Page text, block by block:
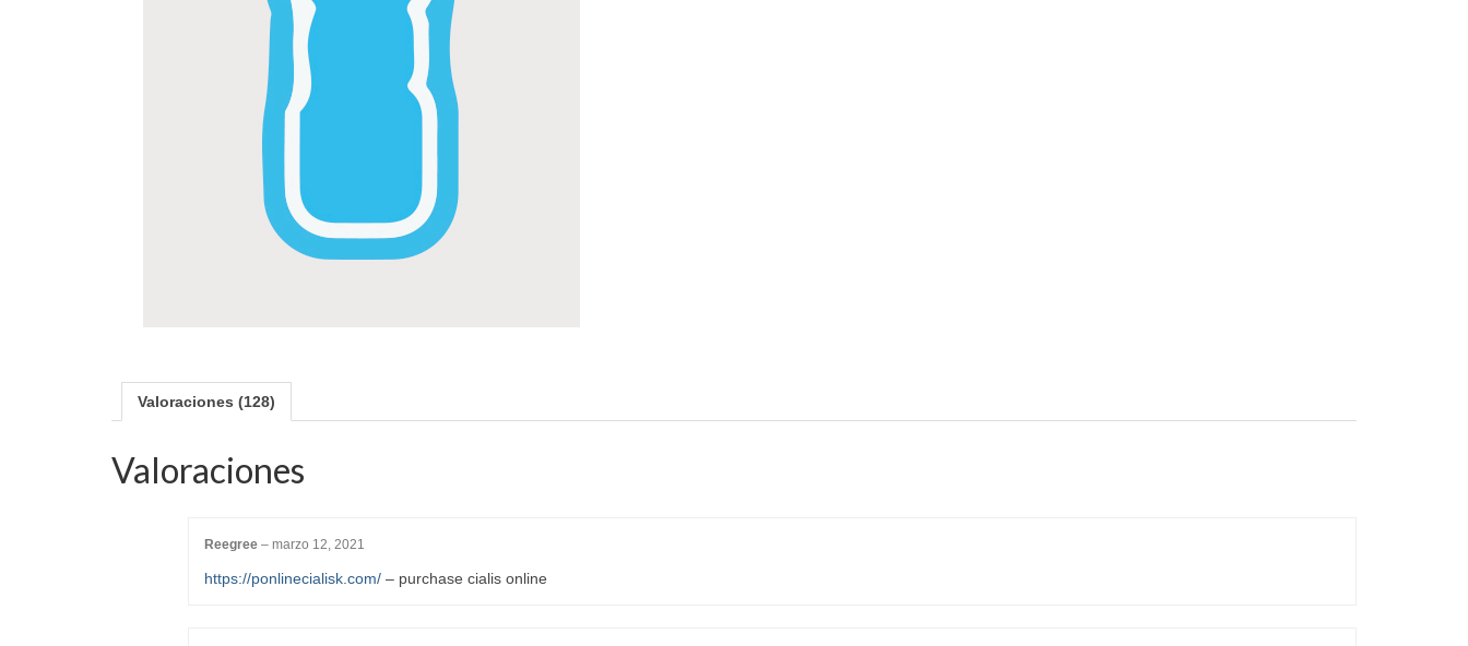
Valoraciones (128)
Valoraciones
Reegree – marzo 12, 2021
https://ponlinecialisk.com/ – purchase cialis online